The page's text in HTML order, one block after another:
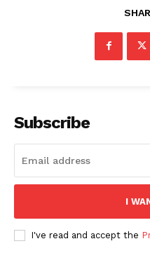
Subscribe
I
I've read and accept the